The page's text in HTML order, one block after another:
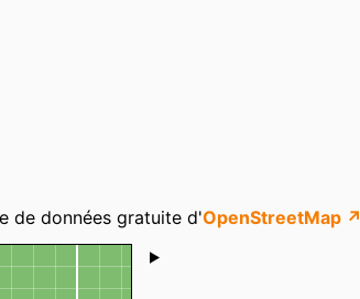
de données gratuite d'OpenStreetMap ↗
Shoutbox